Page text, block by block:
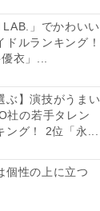
LAB.」でかわいい
ドルランキング！
衣」...
ぶ】演技がうまい
社の若手タレン
ング！ 2位「永...
個性の上に立つ